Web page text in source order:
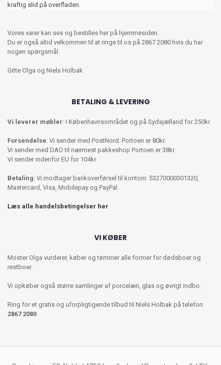
kraftig slid på overfladen.
Vores varer kan ses og bestilles her på hjemmesiden.
Du er også altid velkommen til at ringe til os på 2867 2080 hvis du har
nogen spørgsmål.
Gitte Olga og Niels Holbak
BETALING & LEVERING
Vi leverer møbler: I Københavnsområdet og på Sydsjælland for 250kr
Forsendelse: Vi sender med PostNord. Portoen er 80kr.
Vi sender med DAO til nærmest pakkeshop Portoen er 38kr.
Vi sender indenfor EU for 104kr
Betaling: Vi modtager bankoverførsel til kontonr. 53270000301320,
Mastercard, Visa, Mobilepay og PayPal.
Læs alle handelsbetingelser her
VI KØBER
Moster Olga vurderer, køber og tømmer alle former for dødsboer og
restboer.
Vi opkøber også større samlinger af porcelæn, glas og øvrigt indbo.
Ring for et gratis og uforpligtigende tilbud til Niels Holbak på telefon:
2867 2080